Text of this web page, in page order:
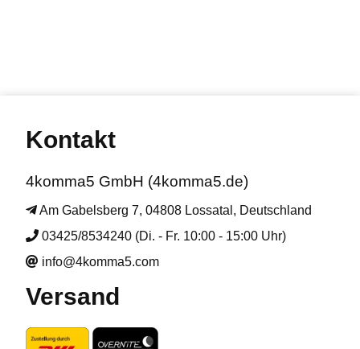
Kontakt
4komma5 GmbH (4komma5.de)
Am Gabelsberg 7, 04808 Lossatal, Deutschland
03425/8534240 (Di. - Fr. 10:00 - 15:00 Uhr)
info@4komma5.com
Versand